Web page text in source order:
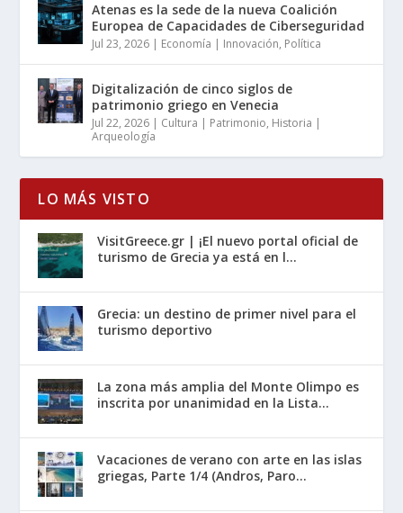
Atenas es la sede de la nueva Coalición
Europea de Capacidades de Ciberseguridad
Jul 23, 2026 | Economía | Innovación, Política
Digitalización de cinco siglos de
patrimonio griego en Venecia
Jul 22, 2026 | Cultura | Patrimonio, Historia |
Arqueología
LO MÁS VISTO
VisitGreece.gr | ¡El nuevo portal oficial de
turismo de Grecia ya está en l...
Grecia: un destino de primer nivel para el
turismo deportivo
La zona más amplia del Monte Olimpo es
inscrita por unanimidad en la Lista...
Vacaciones de verano con arte en las islas
griegas, Parte 1/4 (Andros, Paro...